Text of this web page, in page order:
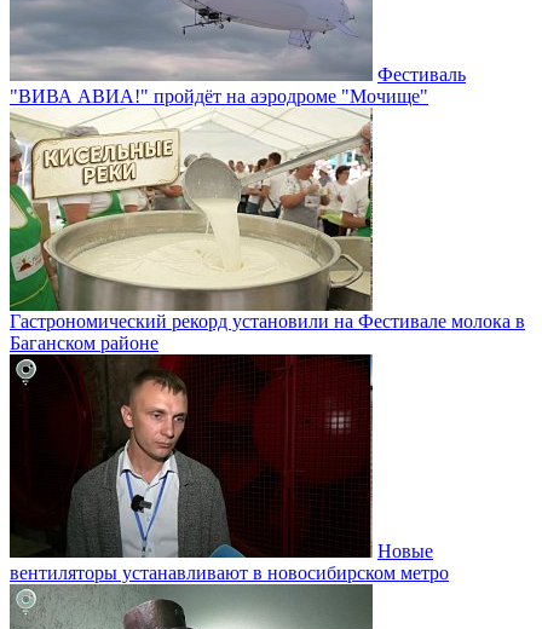
Фестиваль
"ВИВА АВИА!" пройдёт на аэродроме "Мочище"
Гастрономический рекорд установили на Фестивале молока в
Баганском районе
Новые
вентиляторы устанавливают в новосибирском метро